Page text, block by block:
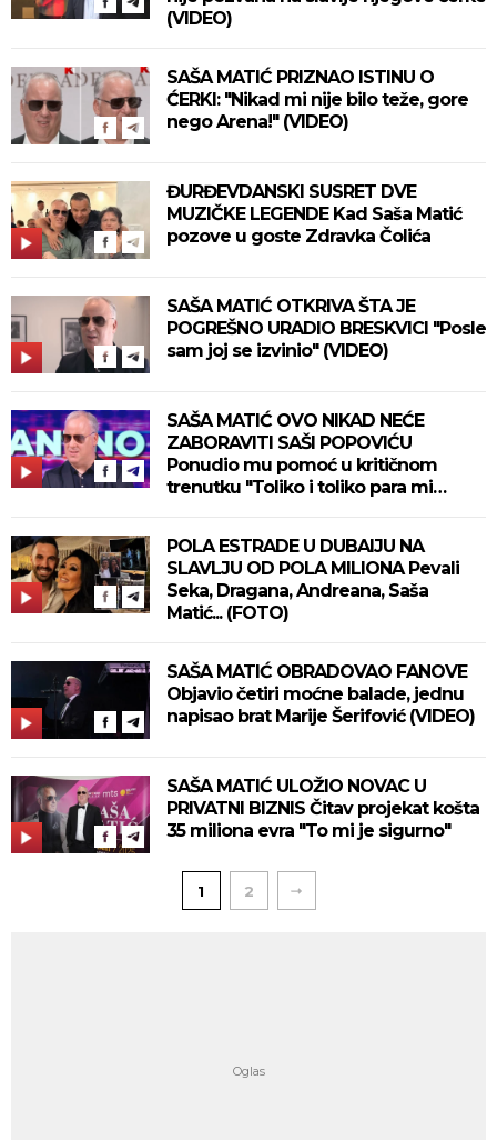
(VIDEO)
SAŠA MATIĆ PRIZNAO ISTINU O
ĆERKI: "Nikad mi nije bilo teže, gore
nego Arena!" (VIDEO)
ĐURĐEVDANSKI SUSRET DVE
MUZIČKE LEGENDE Kad Saša Matić
pozove u goste Zdravka Čolića
SAŠA MATIĆ OTKRIVA ŠTA JE
POGREŠNO URADIO BRESKVICI "Posle
sam joj se izvinio" (VIDEO)
SAŠA MATIĆ OVO NIKAD NEĆE
ZABORAVITI SAŠI POPOVIĆU
Ponudio mu pomoć u kritičnom
trenutku "Toliko i toliko para mi
POLA ESTRADE U DUBAIJU NA
SLAVLJU OD POLA MILIONA Pevali
Seka, Dragana, Andreana, Saša
Matić... (FOTO)
SAŠA MATIĆ OBRADOVAO FANOVE
Objavio četiri moćne balade, jednu
napisao brat Marije Šerifović (VIDEO)
SAŠA MATIĆ ULOŽIO NOVAC U
PRIVATNI BIZNIS Čitav projekat košta
35 miliona evra "To mi je sigurno"
1 2